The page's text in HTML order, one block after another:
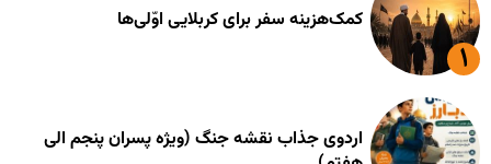
کمک‌هزینه سفر برای کربلایی اوّلی‌ها
اردوی جذاب نقشه جنگ (ویژه پسران پنجم الی